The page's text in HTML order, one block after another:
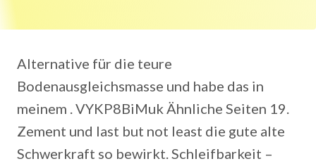
Alternative für die teure
Bodenausgleichsmasse und habe das in
meinem . VYKP8BiMuk Ähnliche Seiten 19.
Zement und last but not least die gute alte
Schwerkraft so bewirkt. Schleifbarkeit –